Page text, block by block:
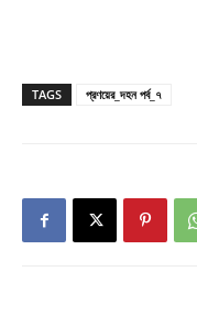
TAGS প্রণয়ের_দহন পর্ব_৭